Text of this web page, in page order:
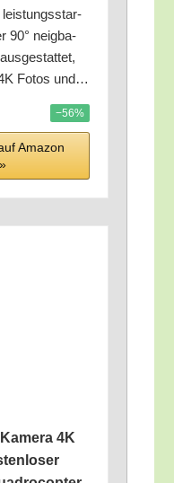
leis­tungs­star­
90° neig­ba­
Fotos und…
−56%
Ama­zon
4K